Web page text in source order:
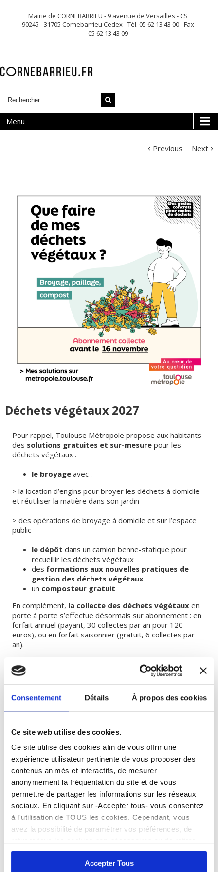
Consentement Détails À propos des cookies
Ce site web utilise des cookies.
Ce site utilise des cookies afin de vous offrir une
expérience utilisateur pertinente de vous proposer des
contenus animés et interactifs, de mesurer
anonymement la fréquentation du site et de vous
permettre de partager les informations sur les réseaux
sociaux. En cliquant sur -Accepter tous- vous consentez
à l'utilisation de TOUS les cookies. Cependant, vous
avez la possibilité de paramétrer vos préférences, de
entièrement votre consentement. Attention, le fait de ne
pas accepter tous les cookies peut bloquer certaines
Accepter Tous
Mairie de CORNEBARRIEU - 9 avenue de Versailles - CS
90245 - 31705 Cornebarrieu Cedex - Tél. 05 62 13 43 00 - Fax
05 62 13 43 09
Menu
Previous Next
Déchets végétaux 2027
Pour rappel, Toulouse Métropole propose aux habitants
des solutions gratuites et sur-mesure pour les
déchets végétaux :
le broyage avec :
> la location d’engins pour broyer les déchets à domicile
et réutiliser la matière dans son jardin
> des opérations de broyage à domicile et sur l’espace
public
le dépôt dans un camion benne-statique pour
recueillir les déchets végétaux
des formations aux nouvelles pratiques de
gestion des déchets végétaux
un composteur gratuit
En complément, la collecte des déchets végétaux en
porte à porte s’effectue désormais sur abonnement : en
forfait annuel (payant, 30 collectes par an pour 120
euros), ou en forfait saisonnier (gratuit, 6 collectes par
an).
Information concernant l’abonnement à la collecte
des déchets végétaux pour 202
Vous êtes déjà abonné(e) ?
Forfait gratuit (6 collectes saisonnières/an)
> Aucune démarche à faire : votre abonnement est
Forfait payant (120€/an pour 30 collectes – dont 6
> Je veux le renouveler : je dois actualiser mon
abonnement entre le 1er juillet et le 16 novembre
2026 surmetropole.toulouse.fr.
> Je veux passer au forfait gratuit : aucune
démarche à faire, le forfait gratuit sera
automatiquement appliqué en 2027, à la place du
forfait payant.
2. Vous souhaitez vous désabonner ?
Votre demande est à effectuer entre le1er juillet et le